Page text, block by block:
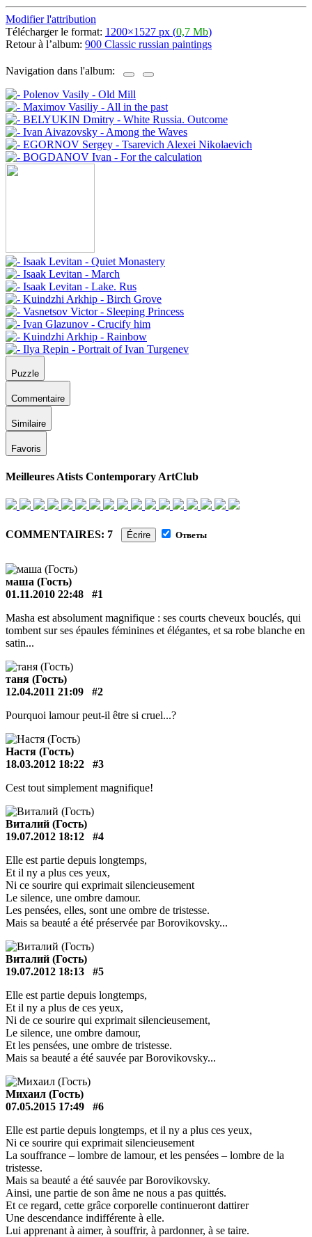
Modifier l'attribution
Télécharger le format: 1200×1527 px (0,7 Mb)
Retour à l’album: 900 Classic russian paintings
Navigation dans l'album:
Puzzle
Commentaire
Similaire
Favoris
Meilleures Atists Contemporary ArtClub
COMMENTAIRES: 7 Écrire Ответы
маша (Гость)
01.11.2010 22:48
#1
Masha est absolument magnifique : ses courts cheveux bouclés, qui
tombent sur ses épaules féminines et élégantes, et sa robe blanche en
satin...
таня (Гость)
12.04.2011 21:09
#2
Pourquoi lamour peut-il être si cruel...?
Настя (Гость)
18.03.2012 18:22
#3
Cest tout simplement magnifique!
Виталий (Гость)
19.07.2012 18:12
#4
Elle est partie depuis longtemps,
Et il ny a plus ces yeux,
Ni ce sourire qui exprimait silencieusement
Le silence, une ombre damour.
Les pensées, elles, sont une ombre de tristesse.
Mais sa beauté a été préservée par Borovikovsky...
Виталий (Гость)
19.07.2012 18:13
#5
Elle est partie depuis longtemps,
Et il ny a plus de ces yeux,
Ni de ce sourire qui exprimait silencieusement,
Le silence, une ombre damour,
Et les pensées, une ombre de tristesse.
Mais sa beauté a été sauvée par Borovikovsky...
Михаил (Гость)
07.05.2015 17:49
#6
Elle est partie depuis longtemps, et il ny a plus ces yeux,
Ni ce sourire qui exprimait silencieusement
La souffrance – lombre de lamour, et les pensées – lombre de la
tristesse.
Mais sa beauté a été sauvée par Borovikovsky.
Ainsi, une partie de son âme ne nous a pas quittés.
Et ce regard, cette grâce corporelle continueront dattirer
Une descendance indifférente à elle.
Lui apprenant à aimer, à souffrir, à pardonner, à se taire.